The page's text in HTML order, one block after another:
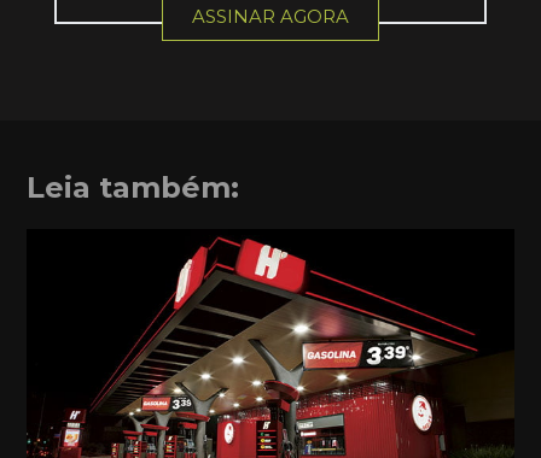
ASSINAR AGORA
Leia também: